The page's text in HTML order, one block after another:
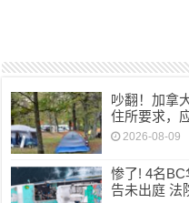
吵翻！加拿
住所要求，
2026-08-09
惨了! 4名
告未出庭 法